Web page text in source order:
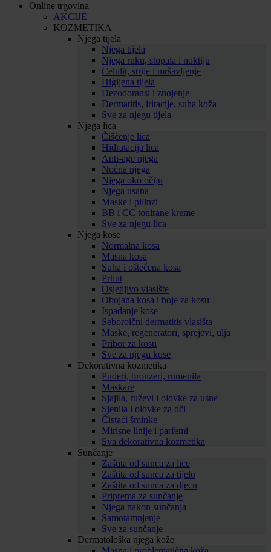
Online trgovina
AKCIJE
KOZMETIKA
Njega tijela
Njega tijela
Njega ruku, stopala i noktiju
Celulit, strije i mršavljenje
Higijena tijela
Dezodoransi i znojenje
Dermatitis, iritacije, suha koža
Sve za njegu tijela
Njega lica
Čišćenje lica
Hidratacija lica
Anti-age njega
Noćna njega
Njega oko očiju
Njega usana
Maske i pilinzi
BB i CC tonirane kreme
Sve za njegu lica
Njega kose
Normalna kosa
Masna kosa
Suha i oštećena kosa
Prhut
Osjetljivo vlasište
Obojana kosa i boje za kosu
Ispadanje kose
Seboroični dermatitis vlasišta
Maske, regeneratori, sprejevi, ulja
Pribor za kosu
Sve za njegu kose
Dekorativna kozmetika
Puderi, bronzeri, rumenila
Maskare
Sjajila, ruževi i olovke za usne
Sjenila i olovke za oči
Čistaći šminke
Mirisne linije i parfemi
Sva dekorativna kozmetika
Sunčanje
Zaštita od sunca za lice
Zaštita od sunca za tijelo
Zaštita od sunca za djecu
Priprema za sunčanje
Njega nakon sunčanja
Samotamnjenje
Sve za sunčanje
Dermatološka njega kože